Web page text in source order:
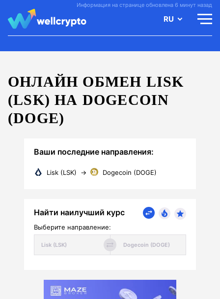
Информация на странице обновлена 6 минут назад
RU
ОНЛАЙН ОБМЕН LISK
(LSK) НА DOGECOIN
(DOGE)
Ваши последние направления:
Lisk (LSK) → Dogecoin (DOGE)
Найти наилучший курс
Выберите направление: